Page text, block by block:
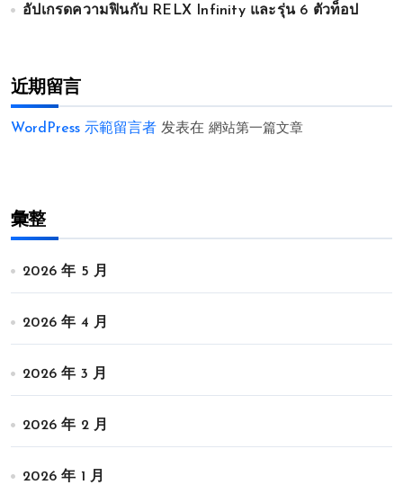
อัปเกรดความฟินกับ RELX Infinity และรุ่น 6 ตัวท็อป
近期留言
WordPress 示範留言者 发表在 網站第一篇文章
彙整
2026 年 5 月
2026 年 4 月
2026 年 3 月
2026 年 2 月
2026 年 1 月